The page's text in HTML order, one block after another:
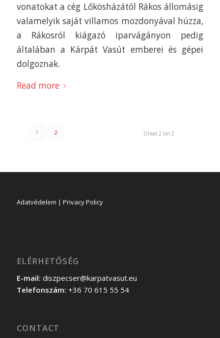
vonatokat a cég Lőkösházától Rákos állomásig
valamelyik saját villamos mozdonyával húzza,
a Rákosról kiágazó iparvágányon pedig
általában a Kárpát Vasút emberei és gépei
dolgoznak.
Read more
Oldal 2 tól 2
1 2
Adatvédelem | Privacy Policy
ELÉRHETŐSÉG
E-mail: diszpecser@karpatvasut.eu
Telefonszám: +36 70 615 55 54
CONTACT